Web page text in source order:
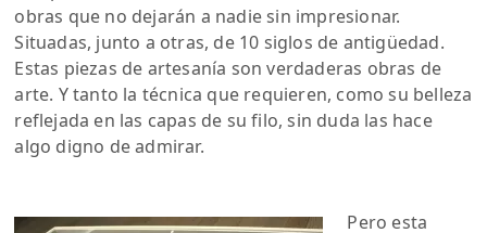
obras que no dejarán a nadie sin impresionar.
Situadas, junto a otras, de 10 siglos de antigüedad.
Estas piezas de artesanía son verdaderas obras de
arte. Y tanto la técnica que requieren, como su belleza
reflejada en las capas de su filo, sin duda las hace
algo digno de admirar.
Pero esta